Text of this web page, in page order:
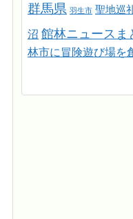
群馬県 羽生市 聖地巡
沼 館林ニュースま
林市に冒険遊び場を